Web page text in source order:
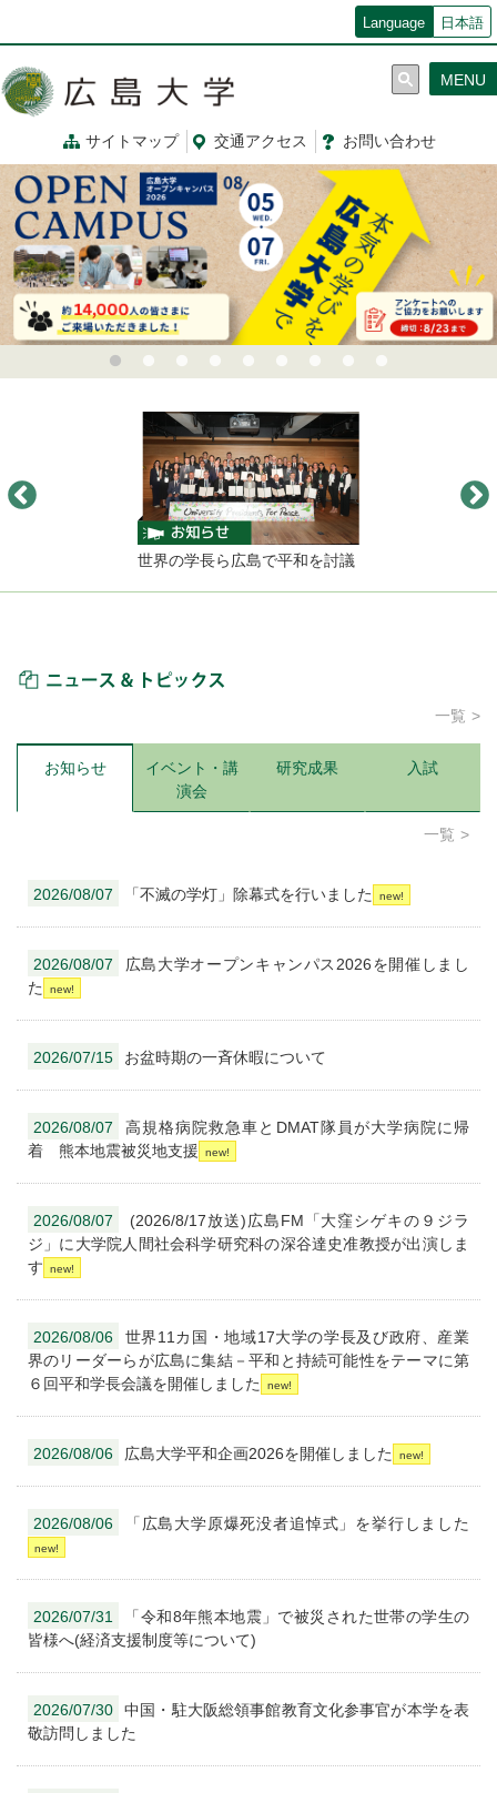
コ
ン
に
移
動
Language 日本語
サイトマップ 交通アクセス お問い合わせ
MENU
世界の学長ら広島で平和を討議
一覧
お知らせ
イベント・講
演会
研究成果 入試
一覧
2026/08/07 「不滅の学灯」除幕式を行いました
2026/08/07
広島大学オープンキャンパス2026を開催しまし
た
2026/07/15 お盆時期の一斉休暇について
2026/08/07
高規格病院救急車とDMAT隊員が大学病院に帰
着 熊本地震被災地支援
2026/08/07
(2026/8/17放送)広島FM「大窪シゲキの９ジラ
ジ」に大学院人間社会科学研究科の深谷達史准教授が出演しま
す
2026/08/06
世界11カ国・地域17大学の学長及び政府、産業
界のリーダーらが広島に集結－平和と持続可能性をテーマに第
６回平和学長会議を開催しました
2026/08/06 広島大学平和企画2026を開催しました
2026/08/06 「広島大学原爆死没者追悼式」を挙行しました
2026/07/31
「令和8年熊本地震」で被災された世帯の学生の
皆様へ(経済支援制度等について)
2026/07/30
中国・駐大阪総領事館教育文化参事官が本学を表
敬訪問しました